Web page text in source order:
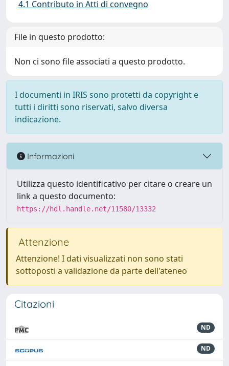
4.1 Contributo in Atti di convegno
File in questo prodotto:
Non ci sono file associati a questo prodotto.
I documenti in IRIS sono protetti da copyright e
tutti i diritti sono riservati, salvo diversa
indicazione.
Informazioni
Utilizza questo identificativo per citare o creare un
link a questo documento:
https://hdl.handle.net/11580/13332
Attenzione
Attenzione! I dati visualizzati non sono stati
sottoposti a validazione da parte dell'ateneo
Citazioni
ND
ND